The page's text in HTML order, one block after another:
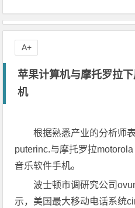
苹果计算机与摩托罗拉
机
根据熟悉产业的分析师
puterinc.与摩托罗拉
音乐软件手机。
波士顿市调研究公司
示，美国最大移动电话系统
A+